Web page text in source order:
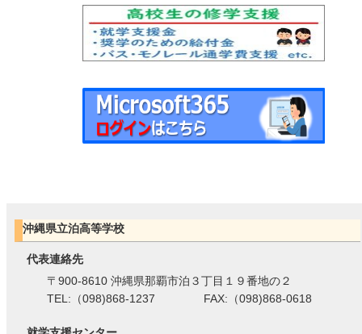
沖縄県立泊高等学校
代表連絡先
〒900-8610 沖縄県那覇市泊３丁目１９番地の２
TEL:（098)868-1237 FAX:（098)868-0618